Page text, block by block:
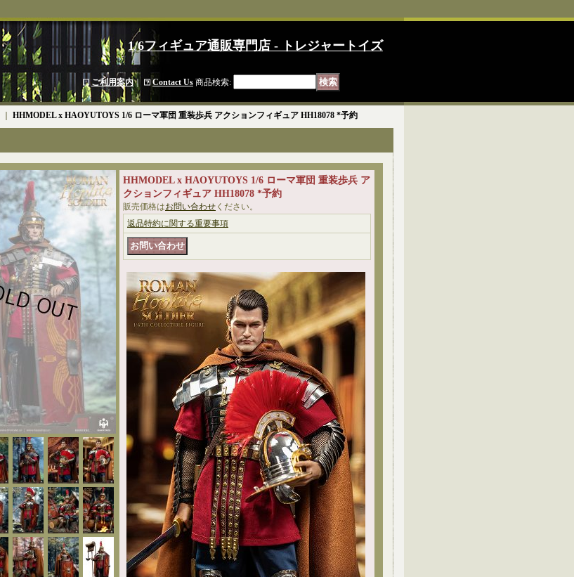
1/6フィギュア通販専門店 - トレジャートイズ
ご利用案内｜ Contact Us 商品検索:
HHMODEL x HAOYUTOYS 1/6 ローマ軍団 重装歩兵 アクションフィギュア HH18078 *予約
HHMODEL x HAOYUTOYS 1/6 ローマ軍団 重装歩兵 ア
クションフィギュア HH18078 *予約
販売価格はお問い合わせ ください。
返品特約に関する重要事項